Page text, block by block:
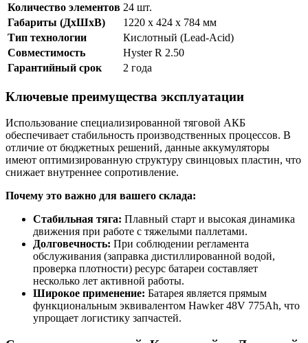
Количество элементов 24 шт.
Габариты (ДхШхВ)
1220 x 424 x 784 мм
Тип технологии
Кислотный (Lead-Acid)
Совместимость
Hyster R 2.50
Гарантийный срок
2 года
Ключевые преимущества эксплуатации
Использование специализированной тяговой АКБ
обеспечивает стабильность производственных процессов. В
отличие от бюджетных решений, данные аккумуляторы
имеют оптимизированную структуру свинцовых пластин, что
снижает внутреннее сопротивление.
Почему это важно для вашего склада:
Стабильная тяга: Плавный старт и высокая динамика
движения при работе с тяжелыми паллетами.
Долговечность: При соблюдении регламента
обслуживания (заправка дистиллированной водой,
проверка плотности) ресурс батареи составляет
несколько лет активной работы.
Широкое применение: Батарея является прямым
функциональным эквивалентом Hawker 48V 775Ah, что
упрощает логистику запчастей.